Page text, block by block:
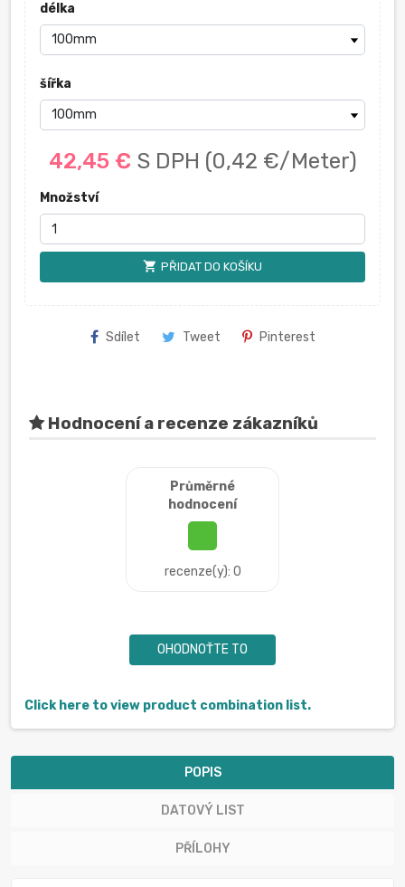
délka
šířka
42,45 € S DPH (0,42 €/Meter)
Množství
shopping_cart PŘIDAT DO KOŠÍKU
Sdílet Tweet Pinterest
Hodnocení a recenze zákazníků
Průměrné
hodnocení
recenze(y): 0
OHODNOŤTE TO
Click here to view product combination list.
POPIS
DATOVÝ LIST
PŘÍLOHY